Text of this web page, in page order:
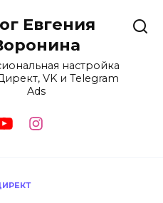
Евгения
настройка
VK и Telegram
Ads